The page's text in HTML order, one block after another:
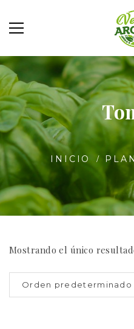
INICIO
Mostrando el único